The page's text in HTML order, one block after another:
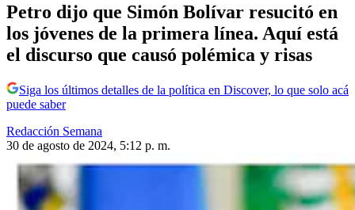
Petro dijo que Simón Bolívar resucitó en
los jóvenes de la primera línea. Aquí está
el discurso que causó polémica y risas
Siga los últimos detalles de la política en Discover, lo que solo acá
puede saber
Redacción Semana
30 de agosto de 2024, 5:12 p. m.